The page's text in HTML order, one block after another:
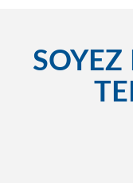
SOYEZ